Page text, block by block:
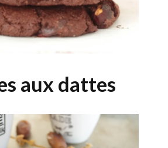
aux dattes